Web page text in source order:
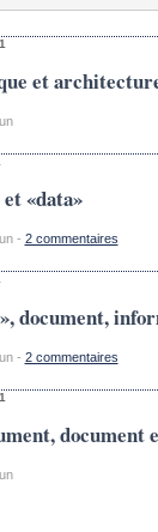
et
«data»
- 2 commentaires
document,
- 2 commentaires
document